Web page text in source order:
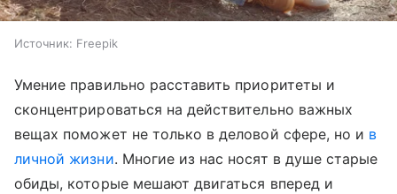
Источник: Freepik
Умение правильно расставить приоритеты и
сконцентрироваться на действительно важных
вещах поможет не только в деловой сфере, но и в
личной жизни. Многие из нас носят в душе старые
обиды, которые мешают двигаться вперед и